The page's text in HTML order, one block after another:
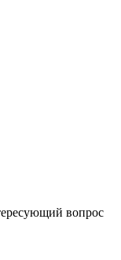
вопрос